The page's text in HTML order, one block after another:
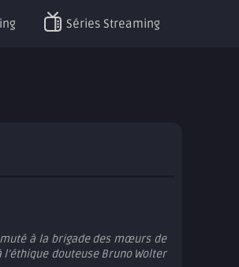
Séries Streaming
à la brigade des mœurs de
douteuse Bruno Wolter